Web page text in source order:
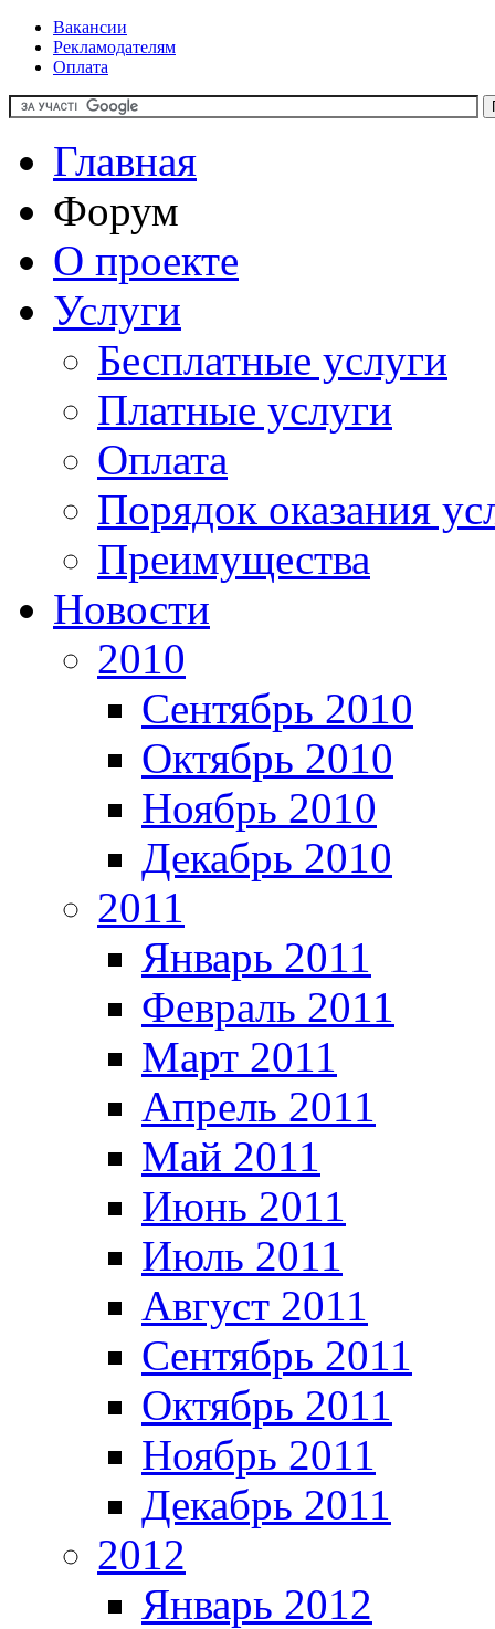
Вакансии
Рекламодателям
Оплата
Главная
Форум
О проекте
Услуги
Бесплатные услуги
Платные услуги
Оплата
Порядок оказания
Преимущества
Новости
2010
Сентябрь 2010
Октябрь 2010
Ноябрь 2010
Декабрь 2010
2011
Январь 2011
Февраль 2011
Март 2011
Апрель 2011
Май 2011
Июнь 2011
Июль 2011
Август 2011
Сентябрь 2011
Октябрь 2011
Ноябрь 2011
Декабрь 2011
2012
Январь 2012